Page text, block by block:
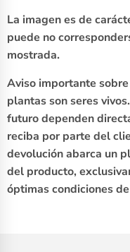
La imagen es de
puede no
mostrada.
Aviso importante
plantas son seres
futuro dependen
reciba por parte del
devolución abarca un
del producto,
óptimas condiciones